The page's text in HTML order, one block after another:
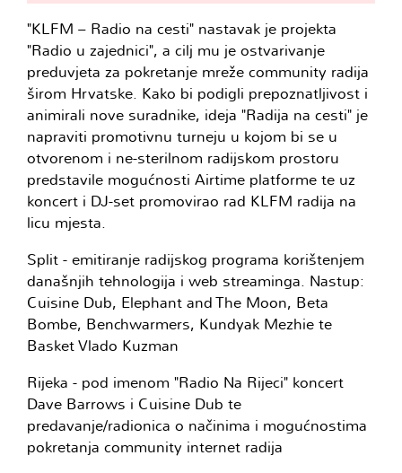
"KLFM – Radio na cesti" nastavak je projekta
"Radio u zajednici", a cilj mu je ostvarivanje
preduvjeta za pokretanje mreže community radija
širom Hrvatske. Kako bi podigli prepoznatljivost i
animirali nove suradnike, ideja "Radija na cesti" je
napraviti promotivnu turneju u kojom bi se u
otvorenom i ne-sterilnom radijskom prostoru
predstavile mogućnosti Airtime platforme te uz
koncert i DJ-set promovirao rad KLFM radija na
licu mjesta.
Split - emitiranje radijskog programa korištenjem
današnjih tehnologija i web streaminga. Nastup:
Cuisine Dub, Elephant and The Moon, Beta
Bombe, Benchwarmers, Kundyak Mezhie te
Basket Vlado Kuzman
Rijeka - pod imenom "Radio Na Rijeci" koncert
Dave Barrows i Cuisine Dub te
predavanje/radionica o načinima i mogućnostima
pokretanja community internet radija